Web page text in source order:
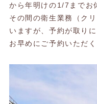
から年明けの1/7までお
その間の衛生業務（ク
いますが、予約が取り
お早めにご予約いただ